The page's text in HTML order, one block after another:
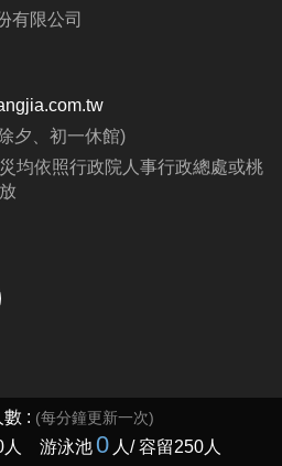
有限公司
夕、初一休館)
均依照行政院人事行政總處或桃